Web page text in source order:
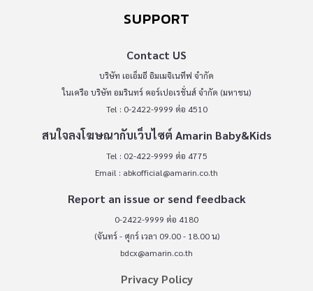
SUPPORT
Contact US
บริษัท เอเอ็มอี อิมเมจิเนทีฟ จำกัด
ในเครือ บริษัท อมรินทร์ คอร์เปอเรชั่นส์ จำกัด (มหาชน)
Tel : 0-2422-9999 ต่อ 4510
สนใจลงโฆษณากับเว็บไซต์ Amarin Baby&Kids
Tel : 02-422-9999 ต่อ 4775
Email : abkofficial@amarin.co.th
Report an issue or send feedback
0-2422-9999 ต่อ 4180
(จันทร์ - ศุกร์ เวลา 09.00 - 18.00 น)
bdcx@amarin.co.th
Privacy Policy